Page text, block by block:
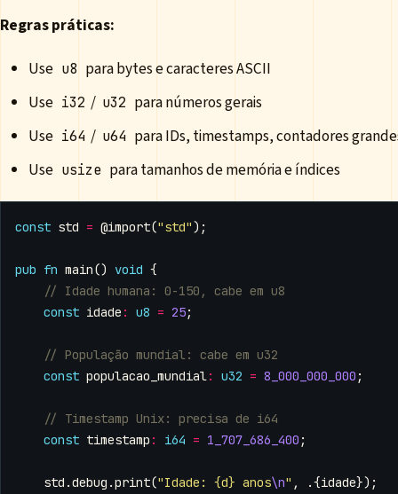
Regras práticas:
Use u8 para bytes e caracteres ASCII
Use i32 / u32 para números gerais
Use i64 / u64 para IDs, timestamps, contadores
Use usize para tamanhos de memória e índices
const std = @import("std");
pub fn main() void {
const idade : u8 = 25;
const populacao_mundial : u32 = 8_000_000_000 ;
const timestamp : i64 = 1_707_686_400 ;
std .debug .print("Idade: {d} anos\n" , .{idade});